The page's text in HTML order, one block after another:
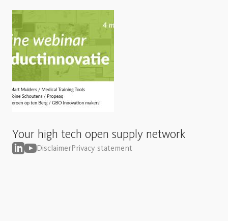
Your high tech open supply network
DisclaimerPrivacy statement